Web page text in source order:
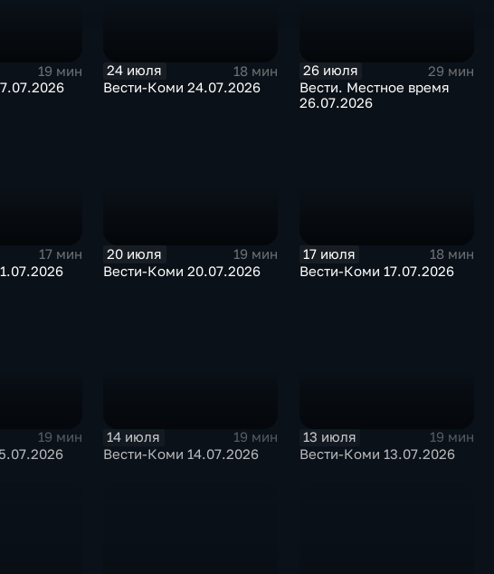
19 мин
24 июля
18 мин
Вести-Коми 24.07.2026
26 июля
29 мин
Вести. Местное время
26.07.2026
17 мин
20 июля
19 мин
Вести-Коми 20.07.2026
17 июля
18 мин
Вести-Коми 17.07.2026
19 мин
14 июля
19 мин
Вести-Коми 14.07.2026
13 июля
19 мин
Вести-Коми 13.07.2026